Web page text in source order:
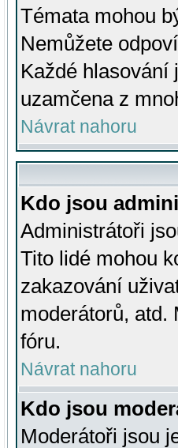
Témata mohou
Nemůžete
Každé hlasování
uzamčena z
Návrat nahoru
Kdo jsou
Administrátoři
Tito lidé mohou
zakazování
moderátorů, atd.
fóru.
Návrat nahoru
Kdo jsou
Moderátoři jsou